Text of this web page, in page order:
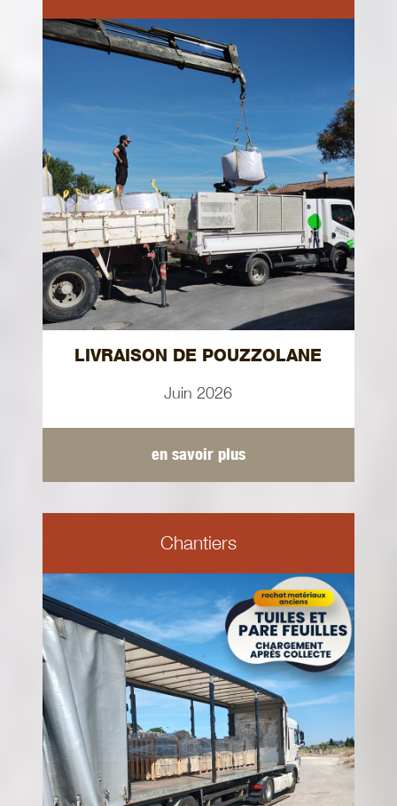
LIVRAISON DE POUZZOLANE
Juin 2026
en savoir plus
Chantiers